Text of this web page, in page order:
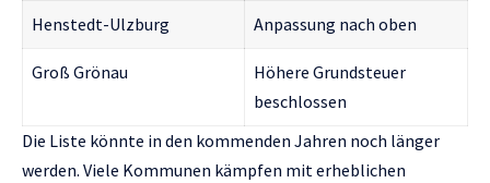
Henstedt-Ulzburg Anpassung nach oben
Groß Grönau
Höhere Grundsteuer
beschlossen
Die Liste könnte in den kommenden Jahren noch länger
werden. Viele Kommunen kämpfen mit erheblichen